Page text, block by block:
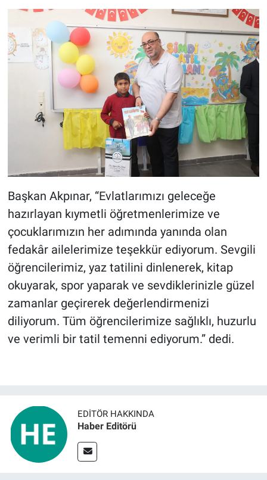
Başkan Akpınar, “Evlatlarımızı geleceğe
hazırlayan kıymetli öğretmenlerimize ve
çocuklarımızın her adımında yanında olan
fedakâr ailelerimize teşekkür ediyorum. Sevgili
öğrencilerimiz, yaz tatilini dinlenerek, kitap
okuyarak, spor yaparak ve sevdiklerinizle güzel
zamanlar geçirerek değerlendirmenizi
diliyorum. Tüm öğrencilerimize sağlıklı, huzurlu
ve verimli bir tatil temenni ediyorum.” dedi.
EDITÖR HAKKINDA
Haber Editörü